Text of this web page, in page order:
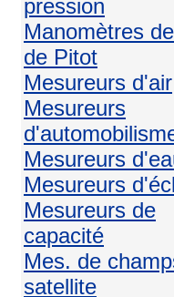
pression
Manomètres
de Pitot
Mesureurs d'air
Mesureurs
Mesureurs
Mesureurs
Mesureurs de
capacité
Mes. de
satellite